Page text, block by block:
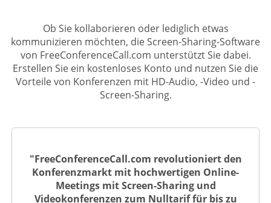
Ob Sie kollaborieren oder lediglich etwas
kommunizieren möchten, die Screen-Sharing-Software
von FreeConferenceCall.com unterstützt Sie dabei.
Erstellen Sie ein kostenloses Konto und nutzen Sie die
Vorteile von Konferenzen mit HD-Audio, -Video und -
Screen-Sharing.
"FreeConferenceCall.com revolutioniert den
Konferenzmarkt mit hochwertigen Online-
Meetings mit Screen-Sharing und
Videokonferenzen zum Nulltarif für bis zu